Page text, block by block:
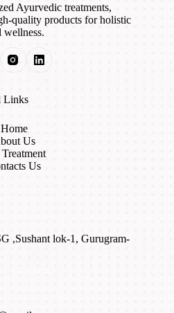
Ayurvedic treatments,
quality products for holistic
wellness.
Links
Home
Us
Us
,Sushant lok-1, Gurugram-